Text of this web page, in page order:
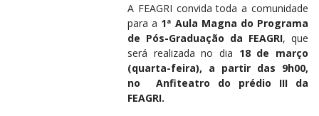
A FEAGRI convida toda a comunidade
para a 1ª Aula Magna do Programa
de Pós-Graduação da FEAGRI, que
será realizada no dia 18 de março
(quarta-feira), a partir das 9h00,
no
Anfiteatro do prédio III da
FEAGRI.